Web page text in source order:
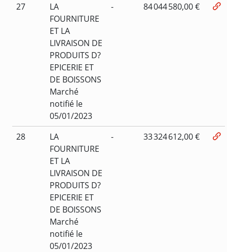
27
LA
FOURNITURE
ET LA
LIVRAISON DE
PRODUITS D?
EPICERIE ET
DE BOISSONS
Marché
notifié le
05/01/2023
- 84 044 580,00 €
28
LA
FOURNITURE
ET LA
LIVRAISON DE
PRODUITS D?
EPICERIE ET
DE BOISSONS
Marché
notifié le
05/01/2023
- 33 324 612,00 €